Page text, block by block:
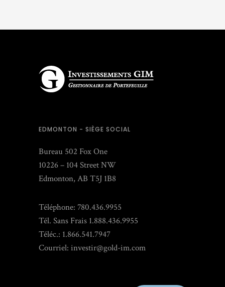
EDMONTON - SIÈGE SOCIAL
Bureau 502 Fox One
10226 – 104 Street NW
Edmonton, AB T5J 1B8
Téléphone: 780.436.9955
Tél. Sans Frais 1.888.436.9955
Téléc.: 1.866.541.7947
Courriel: investir@gold-im.com